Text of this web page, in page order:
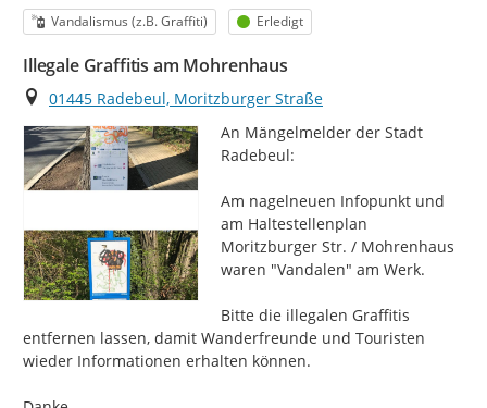
Kategorie
Vandalismus (z.B. Graffiti) Status
Erledigt
Illegale Graffitis am Mohrenhaus
Ort
01445 Radebeul, Moritzburger Straße
An Mängelmelder der Stadt
Radebeul:
Am nagelneuen Infopunkt und
am Haltestellenplan
Moritzburger Str. / Mohrenhaus
waren "Vandalen" am Werk.
Bitte die illegalen Graffitis
entfernen lassen, damit Wanderfreunde und Touristen
wieder Informationen erhalten können.